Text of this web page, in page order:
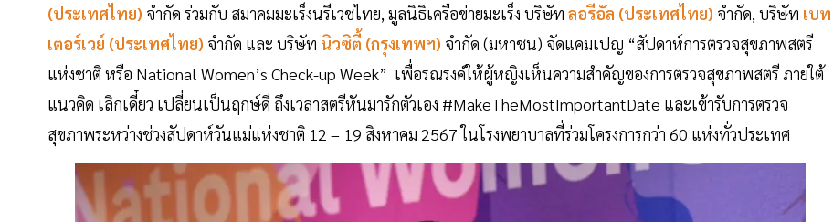
(ประเทศไทย) จำกัด ร่วมกับ สมาคมมะเร็งนรีเวชไทย, มูลนิธิเครือข่ายมะเร็ง บริษัท ลอรีอัล (ประเทศไทย) จำกัด, บริษัท เบท
เตอร์เวย์ (ประเทศไทย) จำกัด และ บริษัท นิวซิตี้ (กรุงเทพฯ) จำกัด (มหาชน) จัดแคมเปญ “สัปดาห์การตรวจสุขภาพสตรี
แห่งชาติ หรือ National Women’s Check-up Week” เพื่อรณรงค์ให้ผู้หญิงเห็นความสำคัญของการตรวจสุขภาพสตรี ภายใต้
แนวคิด เลิกเดี๋ยว เปลี่ยนเป็นฤกษ์ดี ถึงเวลาสตรีหันมารักตัวเอง #MakeTheMostImportantDate และเข้ารับการตรวจ
สุขภาพระหว่างช่วงสัปดาห์วันแม่แห่งชาติ 12 – 19 สิงหาคม 2567 ในโรงพยาบาลที่ร่วมโครงการกว่า 60 แห่งทั่วประเทศ